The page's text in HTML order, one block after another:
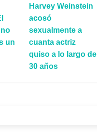
un
Harvey Weinstein
acosó
sexualmente a
cuanta actriz
quiso a lo largo de
30 años